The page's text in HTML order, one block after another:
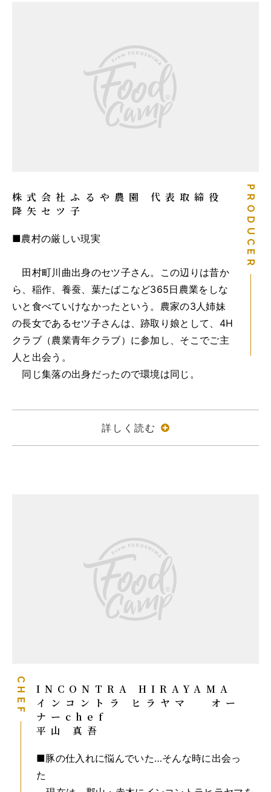
PRODUCER
株式会社ふるや農園 代表取締役
降矢セツ子
■農村の厳しい現実
田村町川曲出身のセツ子さん。この辺りは昔か
ら、稲作、養蚕、葉たばこなど365日農業をしな
いと食べていけなかったという。農家の3人姉妹
の長女であるセツ子さんは、跡取り娘として、4H
クラブ（農業青年クラブ）に参加し、そこでご主
人と出会う。
同じ集落の出身だったので環境は同じ。
詳しく読む
CHEF
INCONTRA HIRAYAMA
インコントラ ヒラヤマ オー
ナーchef
平山 真吾
■豚の仕入れに悩んでいた…そんな時に出会っ
た